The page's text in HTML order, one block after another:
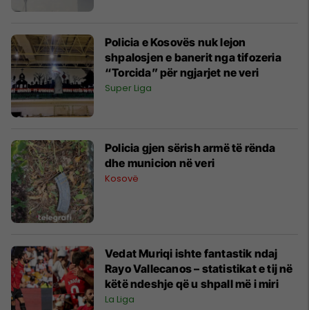
Policia e Kosovës nuk lejon
shpalosjen e banerit nga tifozeria
“Torcida” për ngjarjet ne veri
Super Liga
Policia gjen sërish armë të rënda
dhe municion në veri
Kosovë
Vedat Muriqi ishte fantastik ndaj
Rayo Vallecanos – statistikat e tij në
këtë ndeshje që u shpall më i miri
La Liga